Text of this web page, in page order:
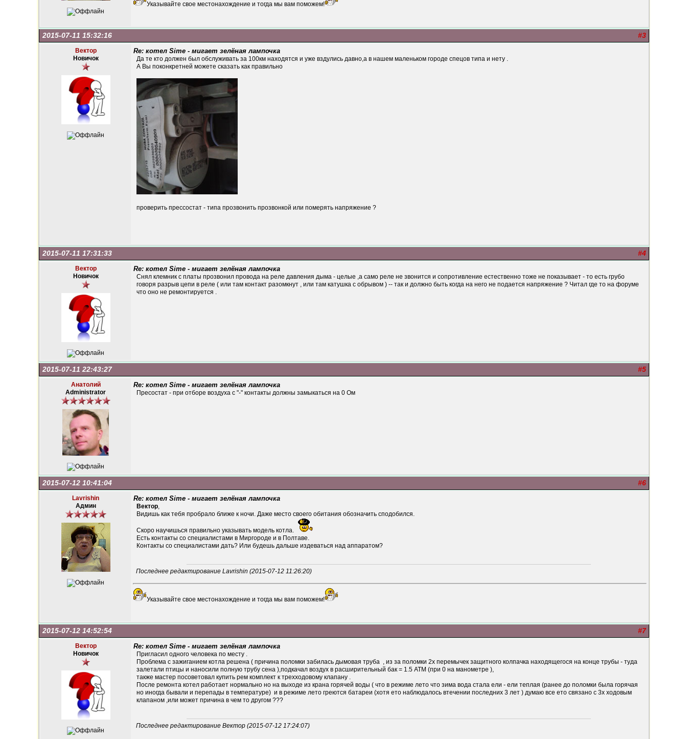
Указывайте свое местонахождение и тогда мы вам поможем!
#3
2015-07-11 15:32:16
Вектор
Новичок
Re: котел Sime - мигает зелёная лампочка
Да те кто должен был обслуживать за 100км находятся и уже вздулись давно,а в нашем маленьком городе спецов типа и нету .
А Вы поконкретней можете сказать как правильно
проверить прессостат - типа прозвонить прозвонкой или померять напряжение ?
#4
2015-07-11 17:31:33
Вектор
Новичок
Re: котел Sime - мигает зелёная лампочка
Снял клемник с платы прозвонил провода на реле давления дыма - целые ,а само реле не звонится и сопротивление естественно тоже не показывает - то есть грубо
говоря разрыв цепи в реле ( или там контакт разомкнут , или там катушка с обрывом ) -- так и должно быть когда на него не подается напряжение ? Читал где то на форуме
что оно не ремонтируется .
#5
2015-07-11 22:43:27
Анатолий
Administrator
Re: котел Sime - мигает зелёная лампочка
Пресостат - при отборе воздуха с "-" контакты должны замыкаться на 0 Ом
#6
2015-07-12 10:41:04
Lavrishin
Админ
Re: котел Sime - мигает зелёная лампочка
Вектор,
Видишь как тебя пробрало ближе к ночи. Даже место своего обитания обозначить сподобился.
Скоро научишься правильно указывать модель котла.
Есть контакты со специалистами в Миргороде и в Полтаве.
Контакты со специалистами дать? Или будешь дальше издеваться над аппаратом?
Последнее редактирование Lavrishin (2015-07-12 11:26:20)
Указывайте свое местонахождение и тогда мы вам поможем!
#7
2015-07-12 14:52:54
Вектор
Новичок
Re: котел Sime - мигает зелёная лампочка
Пригласил одного человека по месту .
Проблема с зажиганием котла решена ( причина поломки забилась дымовая труба , из за поломки 2х перемычек защитного колпачка находящегося на конце трубы - туда
залетали птицы и наносили полную трубу сена ),подкачал воздух в расширительный бак = 1.5 АТМ (при 0 на манометре ),
также мастер посоветовал купить рем комплект к трехходовому клапану .
После ремонта котел работает нормально но на выходе из крана горячей воды ( что в режиме лето что зима вода стала ели - ели теплая (ранее до поломки была горячая
но иногда бывали и перепады в температуре) и в режиме лето греются батареи (хотя ето наблюдалось втечении последних 3 лет ) думаю все ето связано с 3х ходовым
клапаном ,или может причина в чем то другом ???
Последнее редактирование Вектор (2015-07-12 17:24:07)